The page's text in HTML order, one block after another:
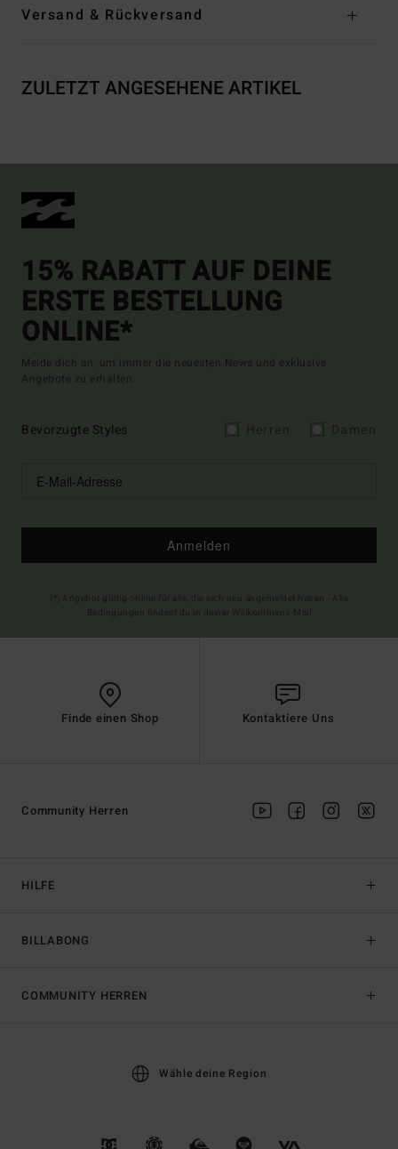
Versand & Rückversand
ZULETZT ANGESEHENE ARTIKEL
15% RABATT AUF DEINE
ERSTE BESTELLUNG
ONLINE*
Melde dich an, um immer die neuesten News und exklusive
Angebote zu erhalten.
Bevorzugte Styles
Anmelden
Finde einen Shop Kontaktiere Uns
HILFE
BILLABONG
Community Herren
COMMUNITY HERREN
Wähle deine Region